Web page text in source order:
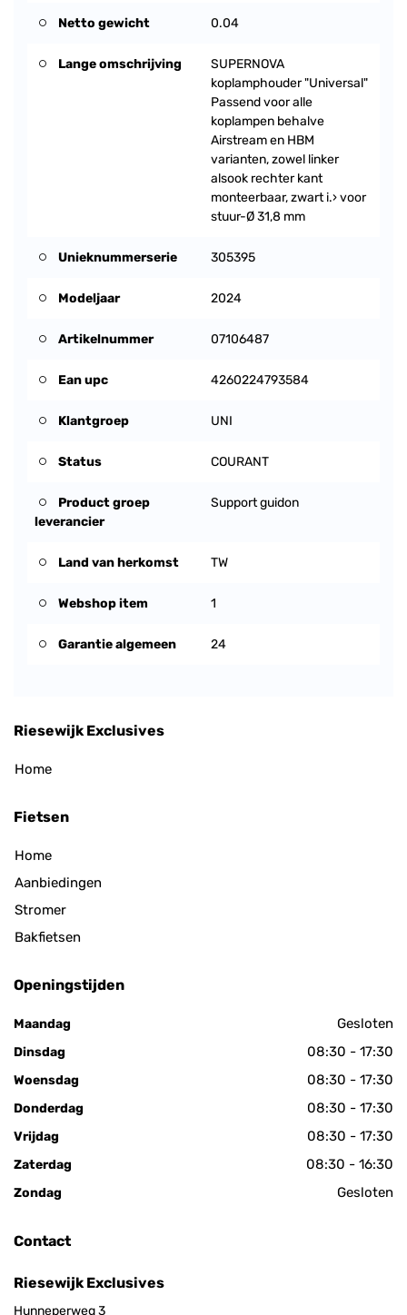
Netto gewicht 0.04
Lange omschrijving
SUPERNOVA
koplamphouder "Universal"
Passend voor alle
koplampen behalve
Airstream en HBM
varianten, zowel linker
alsook rechter kant
monteerbaar, zwart i.› voor
stuur-Ø 31,8 mm
Unieknummerserie 305395
Modeljaar 2024
Artikelnummer 07106487
Ean upc 4260224793584
Klantgroep UNI
Status COURANT
Product groep
leverancier
Support guidon
Land van herkomst TW
Webshop item 1
Garantie algemeen 24
Riesewijk Exclusives
Home
Fietsen
Home
Aanbiedingen
Stromer
Bakfietsen
Openingstijden
Maandag Gesloten
Dinsdag 08:30 - 17:30
Woensdag 08:30 - 17:30
Donderdag 08:30 - 17:30
Vrijdag 08:30 - 17:30
Zaterdag 08:30 - 16:30
Zondag Gesloten
Contact
Riesewijk Exclusives
Hunneperweg 3